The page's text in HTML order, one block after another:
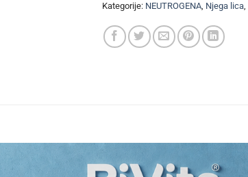
Kategorije: NEUTROGENA, Njega lica,